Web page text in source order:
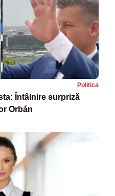
Politica
Întâlnire surpriză
Orbán